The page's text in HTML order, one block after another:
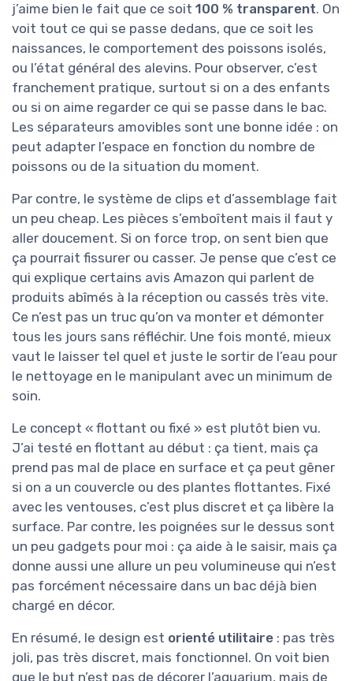
j’aime bien le fait que ce soit 100 % transparent. On
voit tout ce qui se passe dedans, que ce soit les
naissances, le comportement des poissons isolés,
ou l’état général des alevins. Pour observer, c’est
franchement pratique, surtout si on a des enfants
ou si on aime regarder ce qui se passe dans le bac.
Les séparateurs amovibles sont une bonne idée : on
peut adapter l’espace en fonction du nombre de
poissons ou de la situation du moment.
Par contre, le système de clips et d’assemblage fait
un peu cheap. Les pièces s’emboîtent mais il faut y
aller doucement. Si on force trop, on sent bien que
ça pourrait fissurer ou casser. Je pense que c’est ce
qui explique certains avis Amazon qui parlent de
produits abîmés à la réception ou cassés très vite.
Ce n’est pas un truc qu’on va monter et démonter
tous les jours sans réfléchir. Une fois monté, mieux
vaut le laisser tel quel et juste le sortir de l’eau pour
le nettoyage en le manipulant avec un minimum de
soin.
Le concept « flottant ou fixé » est plutôt bien vu.
J’ai testé en flottant au début : ça tient, mais ça
prend pas mal de place en surface et ça peut gêner
si on a un couvercle ou des plantes flottantes. Fixé
avec les ventouses, c’est plus discret et ça libère la
surface. Par contre, les poignées sur le dessus sont
un peu gadgets pour moi : ça aide à le saisir, mais ça
donne aussi une allure un peu volumineuse qui n’est
pas forcément nécessaire dans un bac déjà bien
chargé en décor.
En résumé, le design est orienté utilitaire : pas très
joli, pas très discret, mais fonctionnel. On voit bien
que le but n’est pas de décorer l’aquarium, mais de